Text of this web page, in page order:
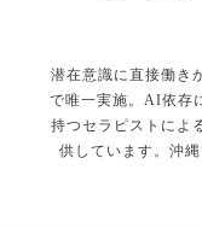
潜在意識に直接働き
で唯一実施。AI依存
持つセラピストによ
供しています。沖